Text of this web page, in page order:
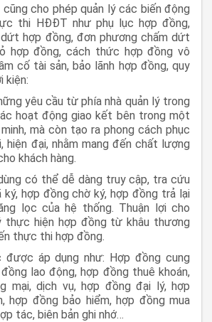
cho phép quản lý các biến động
thi HĐĐT như phụ lục hợp đồng,
hợp đồng, đơn phương chấm dứt
hợp đồng, cách thức hợp đồng vô
cố tài sản, bảo lãnh hợp đồng, quy
kiện:
yêu cầu từ phía nhà quản lý trong
hoạt động giao kết bên trong một
mà còn tạo ra phong cách phục
hiện đại, nhằm mang đến chất lượng
khách hàng.
có thể dễ dàng truy cập, tra cứu
hợp đồng chờ ký, hợp đồng trả lại
lọc của hệ thống. Thuận lợi cho
thực hiện hợp đồng từ khâu thương
thực thi hợp đồng.
áp dụng như: Hợp đồng cung
lao động, hợp đồng thuê khoán,
mại, dịch vụ, hợp đồng đại lý, hợp
hợp đồng bảo hiểm, hợp đồng mua
tác, biên bản ghi nhớ…